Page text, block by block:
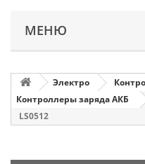
МЕНЮ
Электро
Контроллеры заряда АКБ
LS0512